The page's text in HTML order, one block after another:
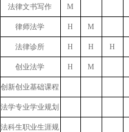
法律文书写作 M
律师法学 H M
法律诊所 H H H
创业法学 H M
创新创业基础课程
法学专业学业规划
法科生职业生涯规